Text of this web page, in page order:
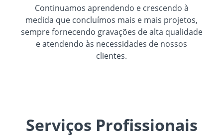
Continuamos aprendendo e crescendo à
medida que concluímos mais e mais projetos,
sempre fornecendo gravações de alta qualidade
e atendendo às necessidades de nossos
clientes.
Serviços Profissionais